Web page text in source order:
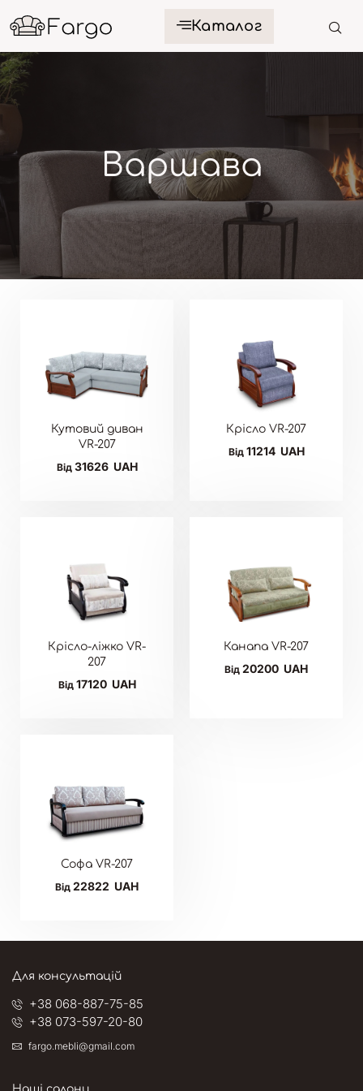
Каталог
Варшава
Кутовий диван
VR-207
Від 31626 UAH
Крісло VR-207
Від 11214 UAH
Крісло-ліжко VR-
207
Від 17120 UAH
Канапа VR-207
Від 20200 UAH
Софа VR-207
Від 22822 UAH
Для консультацій
+38 068-887-75-85
+38 073-597-20-80
fargo.mebli@gmail.com